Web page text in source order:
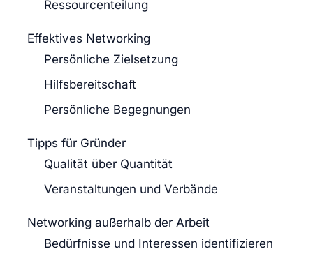
Ressourcenteilung
Effektives Networking
Persönliche Zielsetzung
Hilfsbereitschaft
Persönliche Begegnungen
Tipps für Gründer
Qualität über Quantität
Veranstaltungen und Verbände
Networking außerhalb der Arbeit
Bedürfnisse und Interessen identifizieren